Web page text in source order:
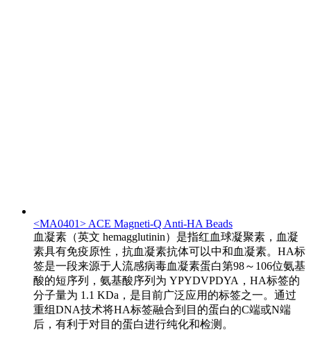
<MA0401> ACE Magneti-Q Anti-HA Beads
血凝素（英文 hemagglutinin）是指红血球凝聚素，血凝
素具有免疫原性，抗血凝素抗体可以中和血凝素。HA标
签是一段来源于人流感病毒血凝素蛋白第98～106位氨基
酸的短序列，氨基酸序列为 YPYDVPDYA，HA标签的
分子量为 1.1 KDa，是目前广泛应用的标签之一。通过
重组DNA技术将HA标签融合到目的蛋白的C端或N端
后，有利于对目的蛋白进行纯化和检测。